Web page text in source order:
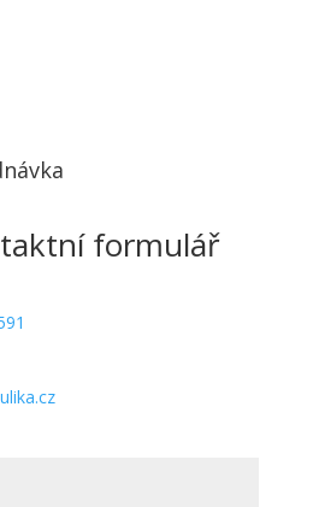
formulář